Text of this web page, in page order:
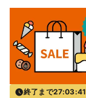
終了まで27:03:40